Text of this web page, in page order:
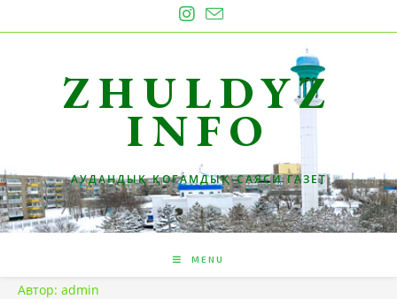
to
ZHULDYZ
INFO
АУДАНДЫҚ ҚОҒАМДЫҚ-САЯСИ ГАЗЕТ
MENU
Автор: admin